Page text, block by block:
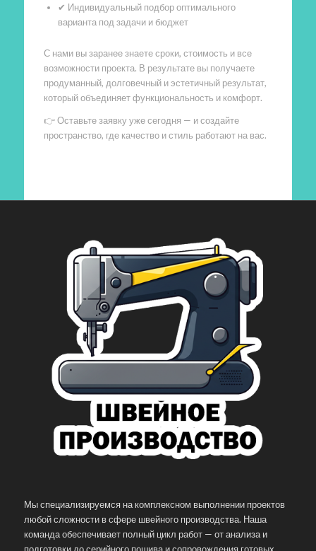
✔ Индивидуальный подбор оптимального
варианта под задачи и бюджет
С нами вы заранее знаете сроки, стоимость и все
возможности проекта. В результате вы получаете
продуманный, долговечный и эстетичный результат,
который объединяет функциональность и комфорт.
👉 Оставьте заявку уже сегодня — и создайте
пространство, где качество и стиль работают на вас.
Мы специализируемся на комплексном выполнении проектов
любой сложности в сфере швейного производства. Наша
команда обеспечивает полный цикл работ — от анализа и
подготовки до серийного пошива и сопровождения готовых